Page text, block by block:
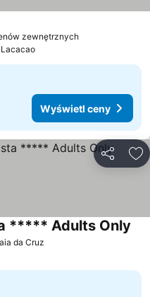
zewnętrznychWyświetl
Wyświetl ceny
da Cruz
***** Adults Only